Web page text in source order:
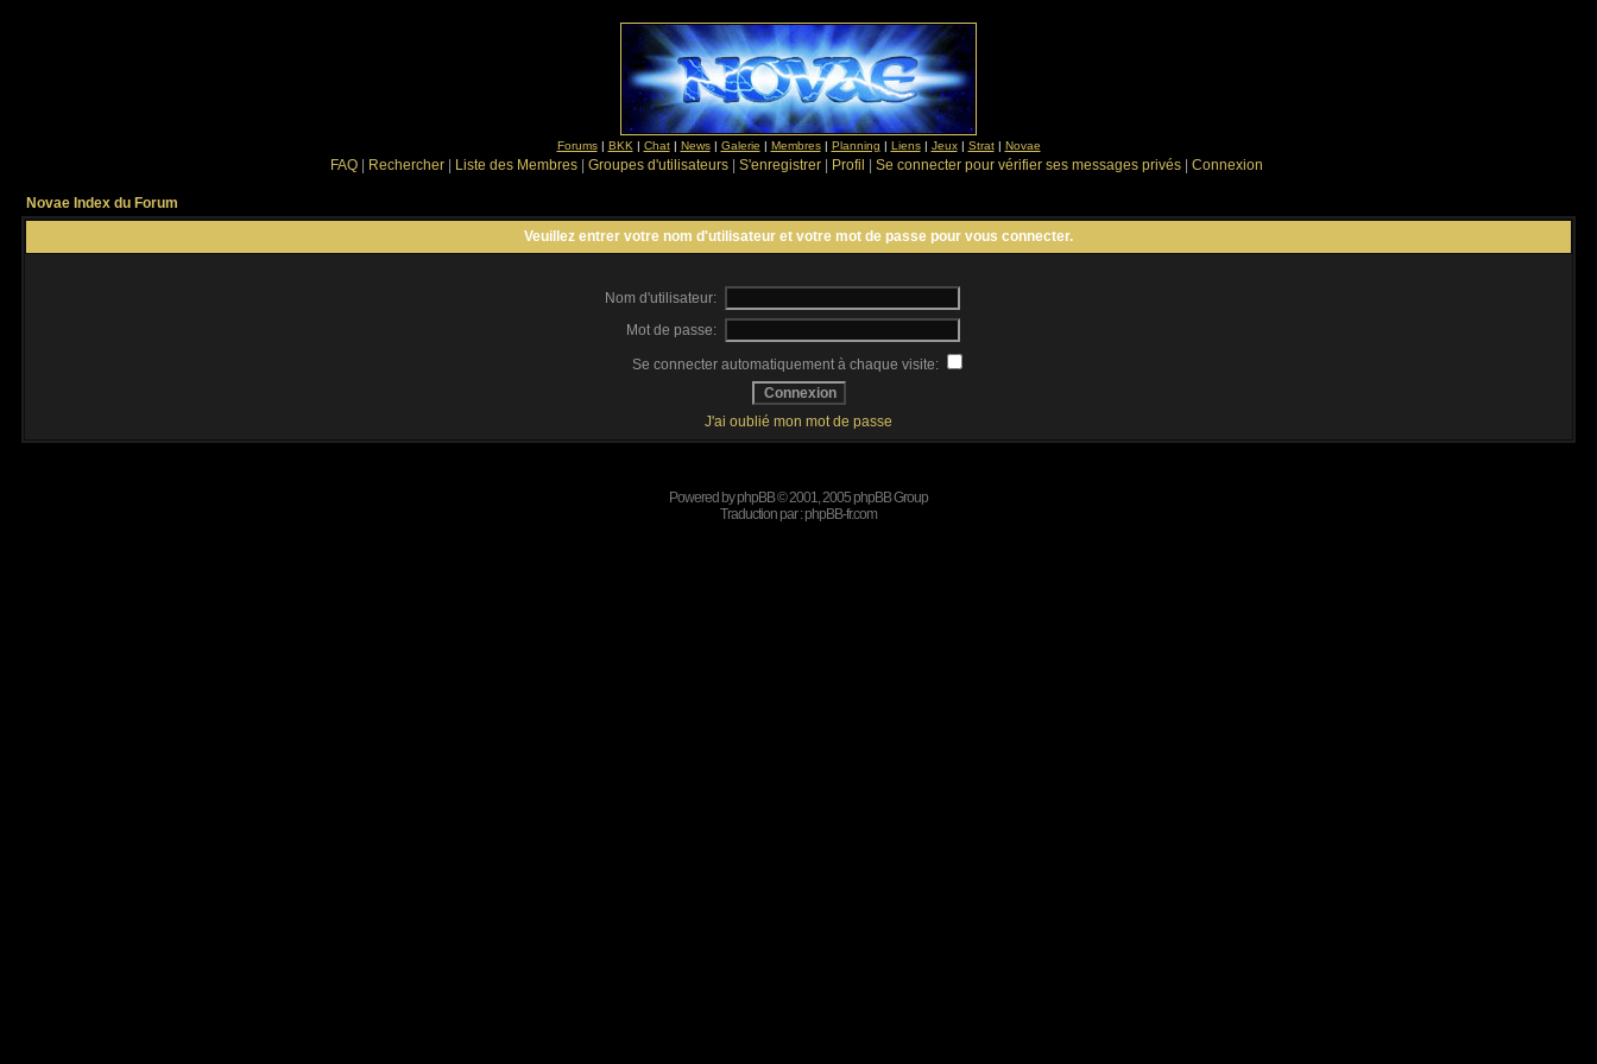
Forums| BKK | Chat| News| Galerie | Membres| Planning | Liens| Jeux| Strat| Novae
FAQ Rechercher Liste des Membres Groupes d'utilisateurs S'enregistrer Profil Se connecter pour vérifier ses messages privés Connexion
Novae Index du Forum
Veuillez entrer votre nom d'utilisateur et votre mot de passe pour vous connecter.
Nom d'utilisateur:
Mot de passe:
Se connecter automatiquement à chaque visite:
J'ai oublié mon mot de passe
Powered byphpBB© 2001, 2005 phpBB Group
Traduction par :phpBB-fr.com